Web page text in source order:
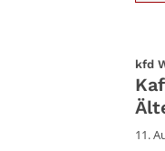
kfd
11.